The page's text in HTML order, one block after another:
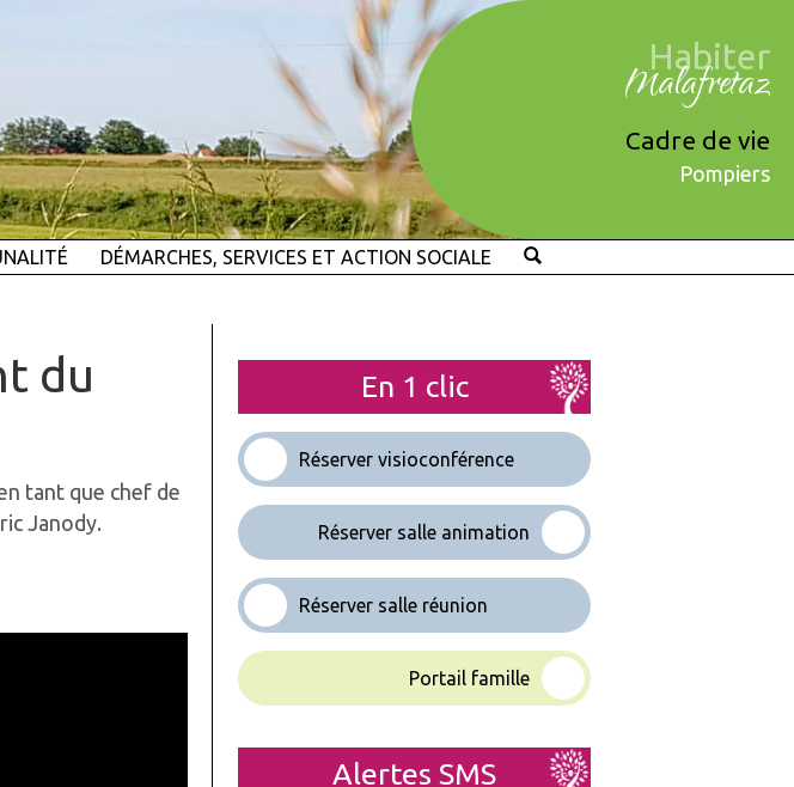
Habiter
Malafretaz
Cadre de vie
Pompiers
DÉMARCHES, SERVICES ET ACTION SOCIALE
du
tant que chef de
Janody.
En 1 clic
Réserver visioconférence
Réserver salle animation
Réserver salle réunion
Portail famille
Alertes SMS